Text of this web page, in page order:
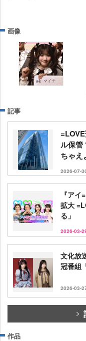
画像
記事
ル保管
ちゃえ
2026-07-
『ア
拡大
る」
2026-03-
文化放
冠番組
2026-03-
作品